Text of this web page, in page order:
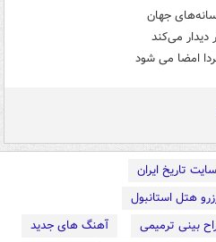
جهان
دیدار می‌کند
امضا می شود
سایت تاریخ ایران
هتل استانبول
بینی ترمیمی
آهنگ های جدید